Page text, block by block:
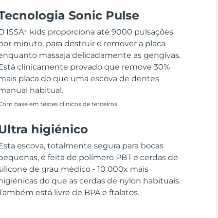
Sonic Pulse
ISSATM
kids proporciona até 9000 pulsações
minuto, para destruir e remover a placa
massaja delicadamente as gengivas.
clinicamente provado que remove 30%
placa do que uma escova de dentes
habitual.
base em testes clínicos de terceiros
higiénico
escova, totalmente segura para bocas
é feita de polímero PBT e cerdas de
de grau médico - 10 000x mais
do que as cerdas de nylon habituais.
está livre de BPA e ftalatos.